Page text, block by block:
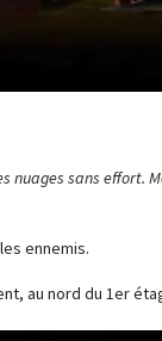
nuages sans effort.
ennemis.
au nord du 1er